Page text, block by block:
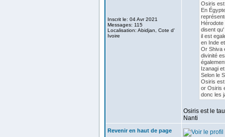
Inscrit le: 04 Avr 2021
Messages: 115
Localisation: Abidjan, Cote d'
Ivoire
Osiris
En
Hérodote
disent
il est
en Inde
Or Shiva
divinité
Izanagi
Selon le
Osiris
or Osiris
donc les
Osiris est le
Nanti
Revenir en haut de page